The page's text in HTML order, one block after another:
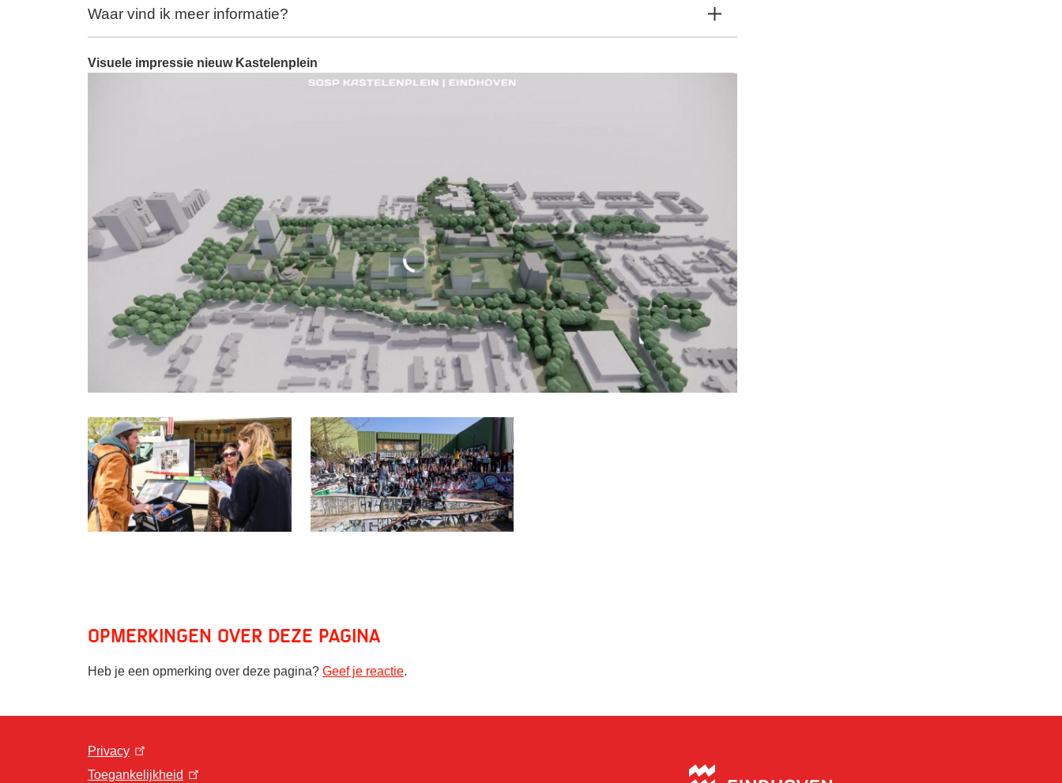
Waar vind ik meer informatie?
Visuele impressie nieuw Kastelenplein
Opmerkingen over deze pagina
Heb je een opmerking over deze pagina? Geef je reactie.
Privacy
Toegankelijkheid